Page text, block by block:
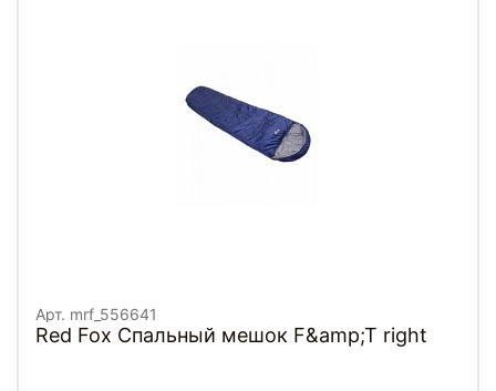
Арт. mrf_556641
Red Fox Спальный мешок F&amp;T right